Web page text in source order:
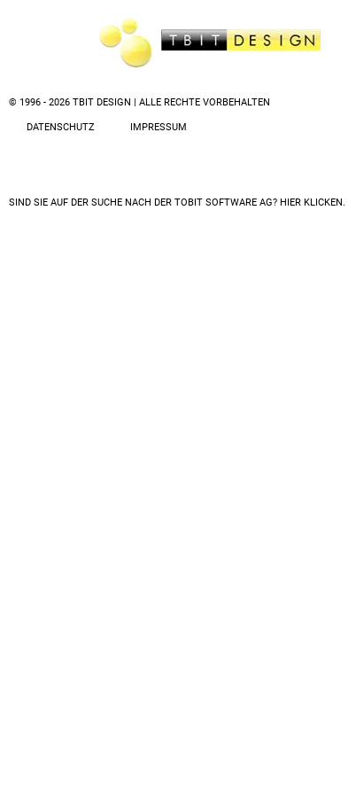
© 1996 - 2026 TBIT DESIGN | ALLE RECHTE VORBEHALTEN
DATENSCHUTZ IMPRESSUM
SIND SIE AUF DER SUCHE NACH DER TOBIT SOFTWARE AG? HIER KLICKEN.